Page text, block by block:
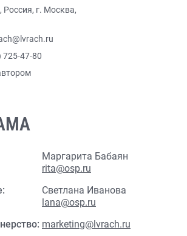
Россия, г. Москва,
725-47-80
Маргарита Бабаян
rita@osp.ru
Светлана Иванова
lana@osp.ru
marketing@lvrach.ru